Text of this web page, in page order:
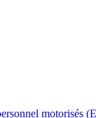
motorisés